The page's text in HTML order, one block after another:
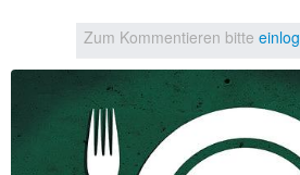
Zum Kommentieren bitte